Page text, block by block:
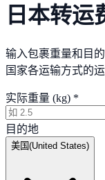
日本转运
输入包裹重量和目
国家各运输方式的
实际重量 (kg) *
目的地
美国(United States)